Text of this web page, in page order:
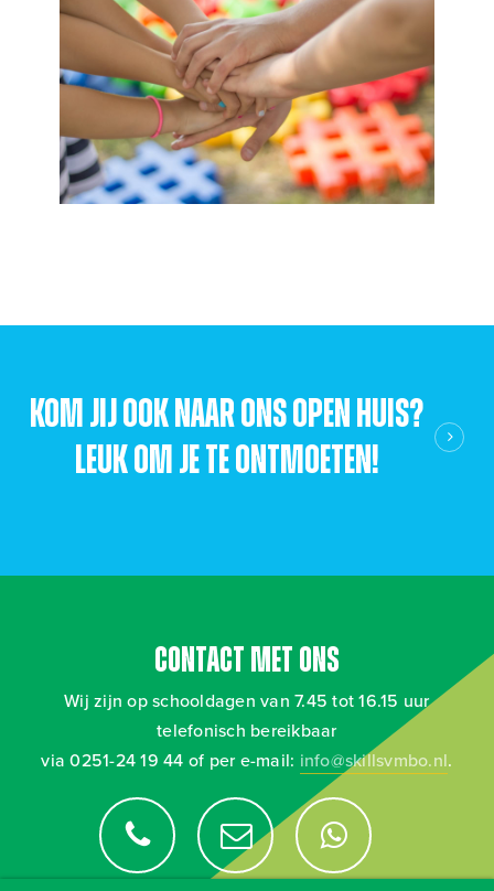
Kom jij ook naar ons Open Huis?
Leuk om je te ontmoeten!
Contact met ons
Wij zijn op schooldagen van 7.45 tot 16.15 uur
telefonisch bereikbaar
via 0251-24 19 44 of per e-mail: info@skillsvmbo.nl.